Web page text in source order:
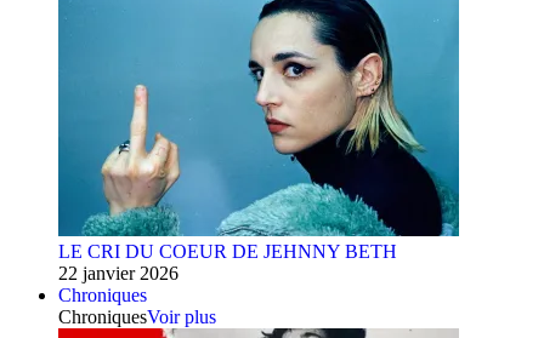
LE CRI DU COEUR DE JEHNNY BETH
22 janvier 2026
Chroniques
ChroniquesVoir plus